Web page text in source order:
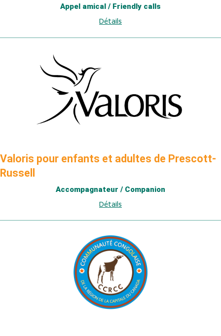
Appel amical / Friendly calls
Détails
Valoris pour enfants et adultes de Prescott-
Russell
Accompagnateur / Companion
Détails